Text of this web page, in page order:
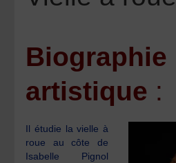
Biographie
artistique :
Il étudie la vielle à
roue au côte de
Isabelle Pignol